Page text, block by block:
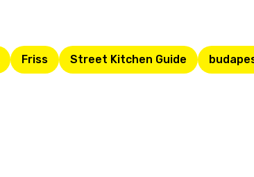
Friss Street Kitchen Guide